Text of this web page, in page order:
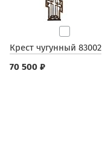
Крест чугунный 83002
70 500 ₽